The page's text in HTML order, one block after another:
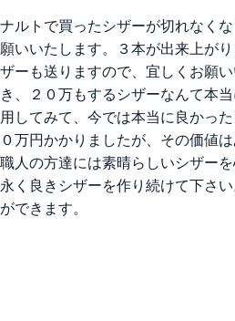
ナルトで買ったシザーが切れなく
願いいたします。３本が出来上が
ザーも送りますので、宜しくお願
き、２０万もするシザーなんて本
用してみて、今では本当に良かっ
０万円かかりましたが、その価値は
職人の方達には素晴らしいシザー
永く良きシザーを作り続けて下さ
ができます。